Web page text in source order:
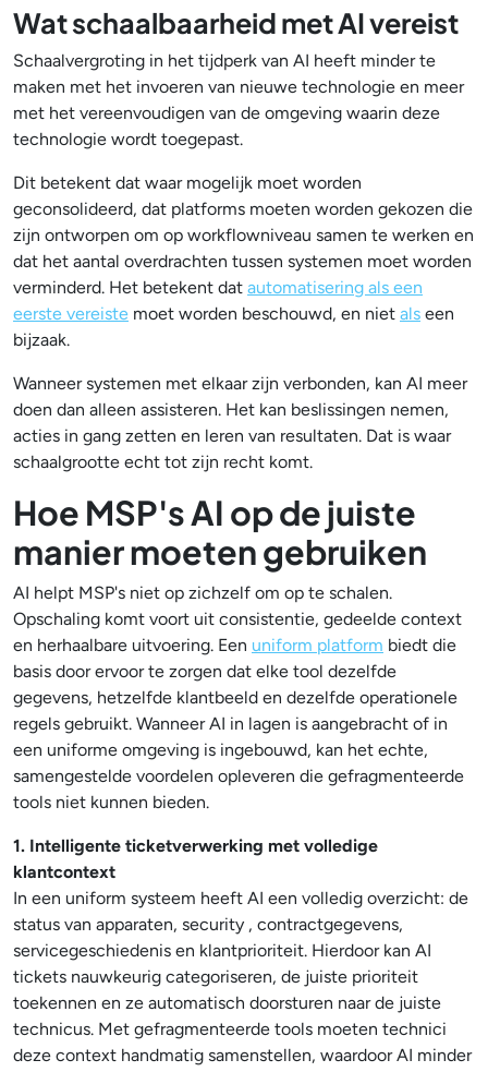
Wat schaalbaarheid met AI vereist
Schaalvergroting in het tijdperk van AI heeft minder te
maken met het invoeren van nieuwe technologie en meer
met het vereenvoudigen van de omgeving waarin deze
technologie wordt toegepast.
Dit betekent dat waar mogelijk moet worden
geconsolideerd, dat platforms moeten worden gekozen die
zijn ontworpen om op workflowniveau samen te werken en
dat het aantal overdrachten tussen systemen moet worden
verminderd. Het betekent dat automatisering als een
eerste vereiste moet worden beschouwd, en niet als een
bijzaak.
Wanneer systemen met elkaar zijn verbonden, kan AI meer
doen dan alleen assisteren. Het kan beslissingen nemen,
acties in gang zetten en leren van resultaten. Dat is waar
schaalgrootte echt tot zijn recht komt.
Hoe MSP's AI op de juiste
manier moeten gebruiken
AI helpt MSP's niet op zichzelf om op te schalen.
Opschaling komt voort uit consistentie, gedeelde context
en herhaalbare uitvoering. Een uniform platform biedt die
basis door ervoor te zorgen dat elke tool dezelfde
gegevens, hetzelfde klantbeeld en dezelfde operationele
regels gebruikt. Wanneer AI in lagen is aangebracht of in
een uniforme omgeving is ingebouwd, kan het echte,
samengestelde voordelen opleveren die gefragmenteerde
tools niet kunnen bieden.
1. Intelligente ticketverwerking met volledige
klantcontext
In een uniform systeem heeft AI een volledig overzicht: de
status van apparaten, security , contractgegevens,
servicegeschiedenis en klantprioriteit. Hierdoor kan AI
tickets nauwkeurig categoriseren, de juiste prioriteit
toekennen en ze automatisch doorsturen naar de juiste
technicus. Met gefragmenteerde tools moeten technici
deze context handmatig samenstellen, waardoor AI minder